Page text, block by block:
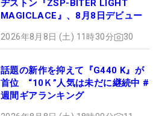
ヂストン『ZSP-BITER LIGHT
MAGICLACE』、8月8日デビュー
2026年8月8日 (土) 11時30分 30
話題の新作を抑えて『G440 K』が
首位 “10Ｋ”人気は未だに継続中 #
週間ギアランキング